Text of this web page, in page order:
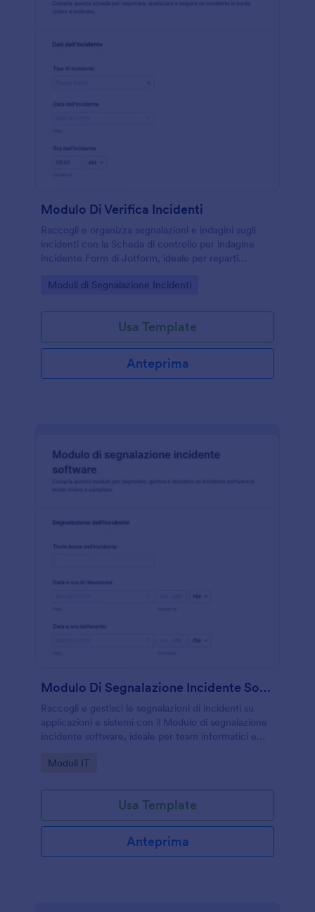
Modulo Di Verifica Incidenti
Raccogli e organizza segnalazioni e indagini sugli
incidenti con la Scheda di controllo per indagine
incidente Form di Jotform, ideale per reparti
documentare eventi e azioni correttive.
Go to Category:
Moduli di Segnalazione Incidenti
Usa Template
Anteprima
Modulo Di Segnalazione Incidente Software
Raccogli e gestisci le segnalazioni di incidenti su
applicazioni e sistemi con il Modulo di segnalazione
incidente software, ideale per team informatici e
avanzamento e chiusura.
Go to Category:
Moduli IT
Usa Template
Anteprima